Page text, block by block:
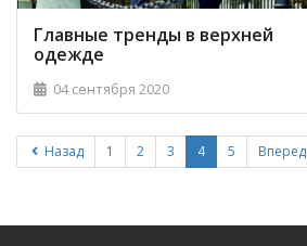
Главные тренды в верхней
одежде
04 сентября 2020
Назад 1 2 3 4 5 Вперед